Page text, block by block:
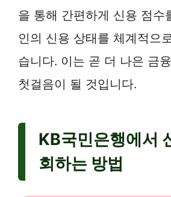
을 통해 간편하게 신용 점수
인의 신용 상태를 체계적으
습니다. 이는 곧 더 나은 금
첫걸음이 될 것입니다.
KB국민은행에서
회하는 방법